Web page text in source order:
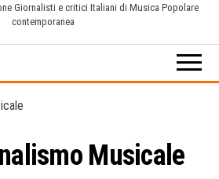
Giornalisti e critici Italiani di Musica Popolare
contemporanea
Musicale